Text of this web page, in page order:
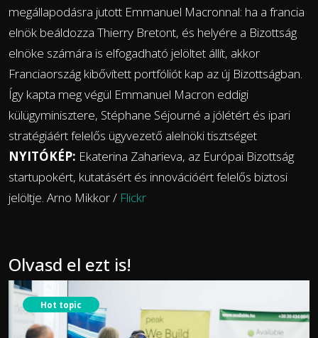
megállapodásra jutott Emmanuel Macronnal: ha a francia
elnök beáldozza Thierry Bretont, és helyére a Bizottság
elnöke számára is elfogadható jelöltet állít, akkor
Franciaország kibővített portfóliót kap az új Bizottságban.
Így kapta meg végül Emmanuel Macron eddigi
külügyminisztere, Stéphane Séjourné a jólétért és ipari
stratégiáért felelős ügyvezető alelnöki tisztséget
NYITÓKÉP: Ekaterina Zaharieva, az Európai Bizottság
startupokért, kutatásért és innovációért felelős biztosi
jelöltje. Arno Mikkor / Flickr
Olvasd el ezt is!
Hot topic